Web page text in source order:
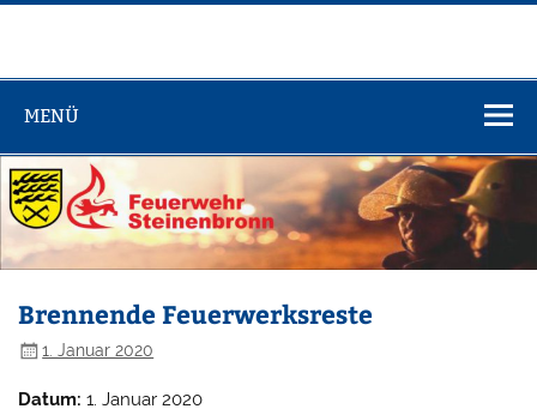
Zum
Steinenbronn
MENÜ
Brennende Feuerwerksreste
1. Januar 2020
Datum: 1. Januar 2020